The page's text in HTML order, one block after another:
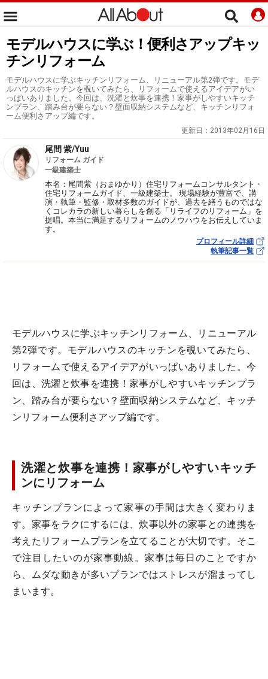
モデルハウスに学ぶ！便利さアップキッ
チンリフォーム
モデルハウスに学ぶキッチンリフォーム、リニューアル第2弾です。モデ
ルハウスのキッチンを覗いてみたら、リフォームで使えるアイデアがい
っぱいありました。今回は、洗濯と炊事を連携！家事がしやすいキッチ
ンプラン、踏み台が要らない？壁面収納システムなど、キッチンリフォ
ーム便利さアップ編です。
更新日： 2013年02月16日
尾間 紫/Yuu
リフォーム ガイド
一級建築士
本名：尾間紫（おまゆかり）住宅リフォームコンサルタント・
住宅リフォームガイド、一級建築士。 現場経験が豊富で、講
演・執筆・監修・取材多数のガイドが、過去を繕うものではな
くコレカラの新しい暮らしを創る「リライフのリフォーム」を
提唱。本当に満足するリフォームのノウハウをお伝えしていま
す。
プロフィール詳細
執筆記事一覧
モデルハウスに学ぶキッチンリフォーム、リニューアル
第2弾です。モデルハウスのキッチンを覗いてみたら、
リフォームで使えるアイデアがいっぱいありました。今
回は、洗濯と炊事を連携！家事がしやすいキッチンプラ
ン、踏み台が要らない？壁面収納システムなど、キッチ
ンリフォーム便利さアップ編です。
洗濯と炊事を連携！家事がしやすいキッチ
ンにリフォーム
キッチンプランによって家事の手間は大きく変わりま
す。家事をラクにするには、炊事以外の家事との連携を
考えたリフォームプランを立てることが大切です。そこ
で注目したいのが家事動線。家事は毎日のことですか
ら、ムダな動きが多いプランではストレスが溜まってし
まいます。